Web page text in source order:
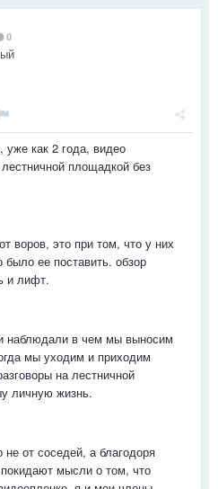
0
уже как 2 года, видео
площадкой без
воров, это при том, что у них
ее поставить. обзор
и лифт.
наблюдали в чем мы выносим
мы уходим и приходим
на лестничной
личную жизнь.
от соседей, а благодоря
мысли о том, что